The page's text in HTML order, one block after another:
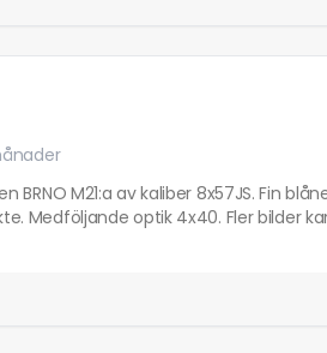
M21:a av kaliber 8x57JS. Fin
Medföljande optik 4x40. Fler bilder